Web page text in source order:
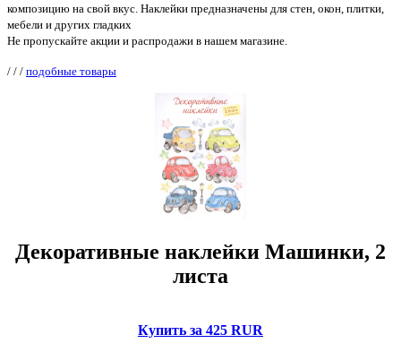
композицию на свой вкус. Наклейки предназначены для стен, окон, плитки,
мебели и других гладких
Не пропускайте акции и распродажи в нашем магазине.
/ / / подобные товары
Декоративные наклейки Машинки, 2
листа
Купить за 425 RUR